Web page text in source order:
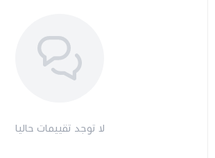
لا توجد تقييمات حاليا